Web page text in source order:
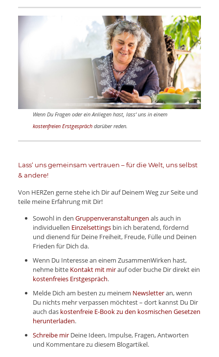
Wenn Du Fragen oder ein Anliegen hast, lass‘ uns in einem
kostenfreien Erstgesprächdarüber reden.
Lass‘ uns gemeinsam vertrauen – für die Welt, uns selbst
& andere!
Von HERZen gerne stehe ich Dir auf Deinem Weg zur Seite und
teile meine Erfahrung mit Dir!
Sowohl in den Gruppenveranstaltungen als auch in
individuellen Einzelsettingsbin ich beratend, fördernd
und dienend für Deine Freiheit, Freude, Fülle und Deinen
Frieden für Dich da.
Wenn Du Interesse an einem ZusammenWirken hast,
nehme bitte Kontakt mit mirauf oder buche Dir direkt ein
kostenfreies Erstgespräch.
Melde Dich am besten zu meinem Newsletteran, wenn
Du nichts mehr verpassen möchtest – dort kannst Du Dir
auch das kostenfreie E-Book zu den kosmischen Gesetzen
herunterladen.
Schreibe mirDeine Ideen, Impulse, Fragen, Antworten
und Kommentare zu diesem Blogartikel.